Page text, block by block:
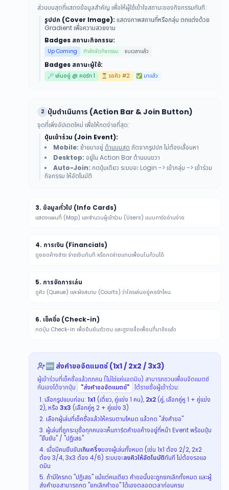
ส่วนบนสุดที่แสดงข้อมูลสำคัญ เพื่อให้ผู้ใช้เข้าใจสถานะของกิจกรรมทันที:
รูปปก (Cover Image): แสดงภาพสถานที่หรือกลุ่ม ตกแต่งด้วย
Gradient เพื่อความสวยงาม
Badges สถานะกิจกรรม:
Up Coming กำลังจัดกิจกรรม จบเวลาแล้ว
Badges สถานะผู้ใช้:
🏸 เล่นอยู่ @ คอร์ท 1 ⏳ รอคิว #2 ✅ มาแล้ว
2 ปุ่มดำเนินการ (Action Bar & Join Button)
จุดที่เพิ่งอัปเดตใหม่ เพื่อให้กดง่ายที่สุด:
ปุ่มเข้าร่วม (Join Event):
Mobile: ย้ายมาอยู่ ด้านบนสุด ถัดจากรูปปก ไม่ต้องเลื่อนหา
Desktop: อยู่ใน Action Bar ด้านบนขวา
Auto-Join: กดปุ่มเดียว ระบบจะ Login -> เข้ากลุ่ม -> เข้าร่วม
กิจกรรม ให้อัตโนมัติ
3. ข้อมูลทั่วไป (Info Cards)
แสดงแผนที่ (Map) และจำนวนผู้เข้าร่วม (Users) แบบการ์ดอ่านง่าย
4. การเงิน (Financials)
ดูยอดค้างชำระ จ่ายเงินทันที หรือกดจ่ายแทนเพื่อนในก๊วนได้
5. การจัดการเล่น
ดูคิว (Queue) และผังสนาม (Courts) ว่าใครเล่นอยู่คอร์ทไหน
6. เช็คชื่อ (Check-in)
กดปุ่ม Check-in เพื่อยืนยันตัวตน และดูรายชื่อเพื่อนที่มาถึงแล้ว
🆕 ส่งคำขอจัดแมตช์ (1x1 / 2x2 / 3x3)
ผู้เข้าร่วมที่เช็คชื่อแล้วทุกคน (ไม่ใช่แค่แอดมิน) สามารถชวนเพื่อนจัดแมตช์
กันเองได้จากปุ่ม
"ส่งคำขอจัดแมตช์" ใต้รายชื่อผู้เข้าร่วม:
เลือกรูปแบบก่อน: 1x1 (เดี่ยว, คู่แข่ง 1 คน), 2x2 (คู่, เลือกคู่หู 1 + คู่แข่ง
2), หรือ 3x3 (เลือกคู่หู 2 + คู่แข่ง 3)
เลือกผู้เล่นที่เช็คชื่อแล้วให้ครบตามโหมด แล้วกด "ส่งคำขอ"
ผู้เล่นที่ถูกระบุชื่อทุกคนจะเห็นการ์ดคำขอค้างอยู่ที่หน้า Event พร้อมปุ่ม
"ยืนยัน" / "ปฏิเสธ"
เมื่อมีคนยืนยันเกินครึ่งของผู้เล่นทั้งหมด (เช่น 1x1 ต้อง 2/2, 2x2
ต้อง 3/4, 3x3 ต้อง 4/6) ระบบจะลงคิวให้อัตโนมัติทันที ไม่ต้องรอแอ
ดมิน
ถ้ามีใครกด "ปฏิเสธ" แม้แต่คนเดียว คำขอนั้นจะถูกยกเลิกทั้งหมด และผู้
ส่งคำขอสามารถกด "ยกเลิกคำขอ" ได้เองตลอดเวลาก่อนครบ